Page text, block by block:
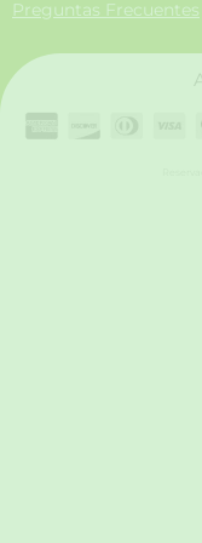
k
a
n
Preguntas Frecuentes